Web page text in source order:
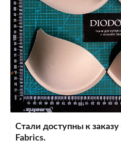
Стали доступны к
Fabrics.